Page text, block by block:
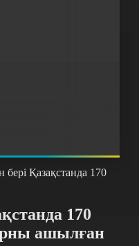
Қазақстанда 170
170
ашылған